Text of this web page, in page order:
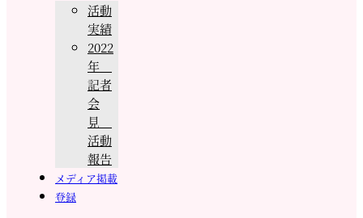
活動
実績
2022
年
記者
会
見
活動
報告
メディア掲載
登録